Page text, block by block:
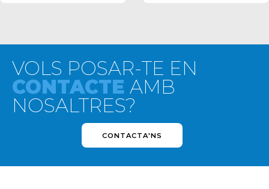
VOLS POSAR-TE EN
CONTACTE AMB
NOSALTRES?
CONTACTA'NS